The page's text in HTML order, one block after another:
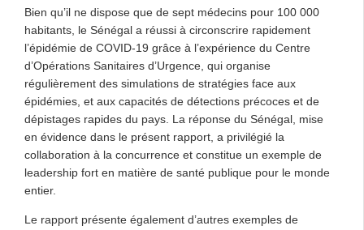
Bien qu’il ne dispose que de sept médecins pour 100 000
habitants, le Sénégal a réussi à circonscrire rapidement
l’épidémie de COVID-19 grâce à l’expérience du Centre
d’Opérations Sanitaires d’Urgence, qui organise
régulièrement des simulations de stratégies face aux
épidémies, et aux capacités de détections précoces et de
dépistages rapides du pays. La réponse du Sénégal, mise
en évidence dans le présent rapport, a privilégié la
collaboration à la concurrence et constitue un exemple de
leadership fort en matière de santé publique pour le monde
entier.
Le rapport présente également d’autres exemples de